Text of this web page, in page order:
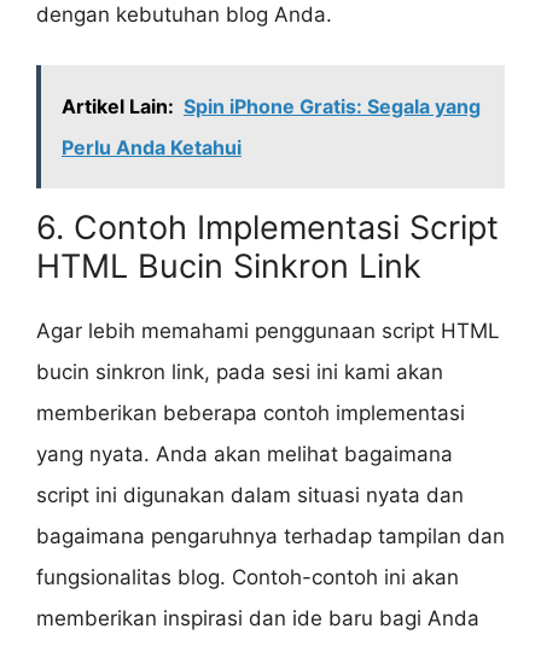
dengan kebutuhan blog Anda.
Artikel Lain: Spin iPhone Gratis: Segala yang
Perlu Anda Ketahui
6. Contoh Implementasi Script
HTML Bucin Sinkron Link
Agar lebih memahami penggunaan script HTML
bucin sinkron link, pada sesi ini kami akan
memberikan beberapa contoh implementasi
yang nyata. Anda akan melihat bagaimana
script ini digunakan dalam situasi nyata dan
bagaimana pengaruhnya terhadap tampilan dan
fungsionalitas blog. Contoh-contoh ini akan
memberikan inspirasi dan ide baru bagi Anda